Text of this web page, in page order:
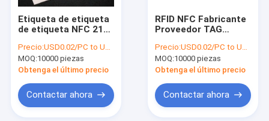
Etiqueta dura del RFID
RFID en etiqueta del metal
Etiqueta del lavadero del RFID
Hardware de RFID
Etiqueta de etiqueta
de etiqueta NFC 213
etiqueta blanca NFC
con impresión y
codificación
Precio:USD0.02/PC to USD0.05/PC
MOQ:10000 piezas
Obtenga el último precio
Contactar ahora
RFID NFC Fabricante
Proveedor TAG
13.56Mhz 213 214
215 216 Chip de
etiqueta imprimible
Precio:USD0.02/PC to USD0.05/PC
MOQ:10000 piezas
Obtenga el último precio
Contactar ahora